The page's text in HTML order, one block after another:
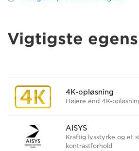
Vigtigste
4K-opløsning
Højere end 4K-
AISYS
Kraftig lysstyrke og et
kontrastforhold